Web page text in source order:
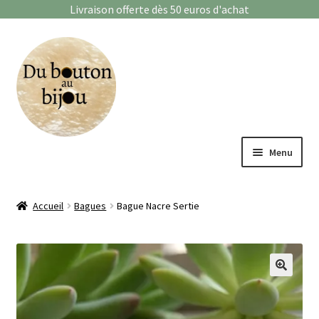
Livraison offerte dès 50 euros d'achat
Aller
la
navigation
Aller
au
contenu
Menu
Bracelets
Enfants
Accueil Bagues Bague Nacre Sertie
🔍